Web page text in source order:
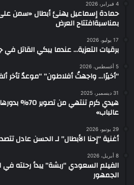
4 فبراير، 2026
حمادة إسماعيل يهنئ أبطال «سمن
بمناسبةافتتاح العرض
17 يوليو، 2026
برقيات التعزية… عندما يبكي القاتل في
5 أغسطس، 2026
“أخيرًا… واجهتُ أفلاطون” “موعدٌ تأخر
31 ديسمبر، 2025
هيدي كرم تنتهي
عالباب»
29 يونيو، 2026
أغنية “إحنا الأبطال” لـ الحسن عادل
8 أبريل، 2026
الفيلم السعودي “ربشة” يبدأ رحلته
الجمهور